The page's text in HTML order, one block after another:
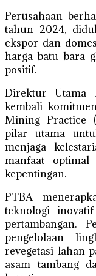
Perusahaan
tahun 2024,
ekspor dan
harga batu bara
positif.
Direktur Utama
kembali
Mining Practice
pilar utama
menjaga
manfaat optimal
kepentingan.
PTBA
teknologi
pertambangan.
pengelolaan
revegetasi lahan
asam tambang